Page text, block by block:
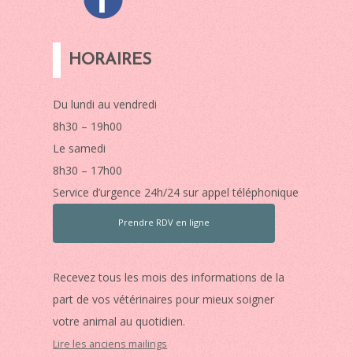
HORAIRES
Du lundi au vendredi
8h30 – 19h00
Le samedi
8h30 – 17h00
Service d’urgence 24h/24 sur appel téléphonique
Prendre RDV en ligne
Recevez tous les mois des informations de la
part de vos vétérinaires pour mieux soigner
votre animal au quotidien.
Lire les anciens mailings